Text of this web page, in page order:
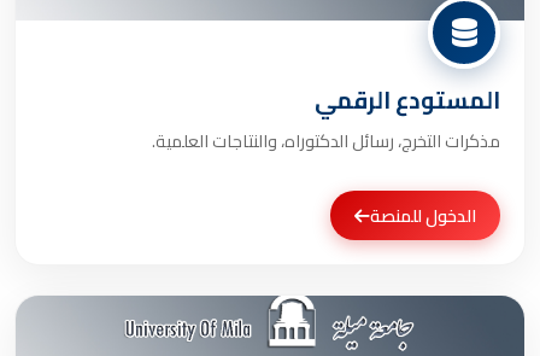
المستودع الرقمي
مذكرات التخرج، رسائل الدكتوراه، والنتاجات العلمية.
الدخول للمنصة